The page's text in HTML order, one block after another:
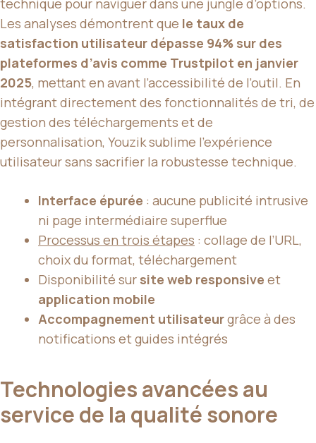
technique pour naviguer dans une jungle d’options.
Les analyses démontrent que le taux de
satisfaction utilisateur dépasse 94% sur des
plateformes d’avis comme Trustpilot en janvier
2025, mettant en avant l’accessibilité de l’outil. En
intégrant directement des fonctionnalités de tri, de
gestion des téléchargements et de
personnalisation, Youzik sublime l’expérience
utilisateur sans sacrifier la robustesse technique.
Interface épurée : aucune publicité intrusive
ni page intermédiaire superflue
Processus en trois étapes : collage de l’URL,
choix du format, téléchargement
Disponibilité sur site web responsive et
application mobile
Accompagnement utilisateurgrâce à des
notifications et guides intégrés
Technologies avancées au
service de la qualité sonore